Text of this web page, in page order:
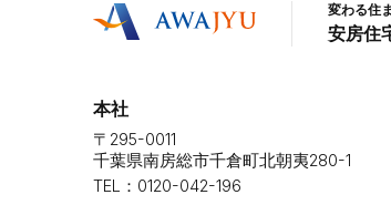
変わる住
安房住
本社
〒295-0011
千葉県南房総市千倉町北朝夷280-1
TEL：0120-042-196